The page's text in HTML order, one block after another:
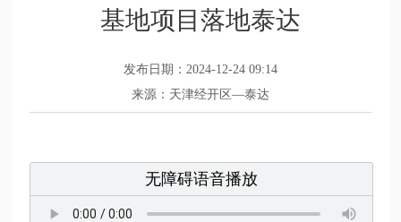
基地项目落地泰达
发布日期：2024-12-24 09:14
来源：天津经开区—泰达
无障碍语音播放